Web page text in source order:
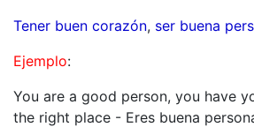
Tener buen corazón, ser buena
Ejemplo:
You are a good person, you have
the right place - Eres buena